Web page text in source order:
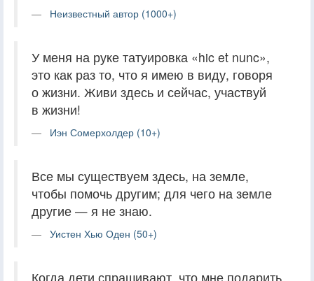
Неизвестный автор (1000+)
У меня на руке татуировка «hic et nunc»,
это как раз то, что я имею в виду, говоря
о жизни. Живи здесь и сейчас, участвуй
в жизни!
Иэн Сомерхолдер (10+)
Все мы существуем здесь, на земле,
чтобы помочь другим; для чего на земле
другие — я не знаю.
Уистен Хью Оден (50+)
Когда дети спрашивают, что мне подарить